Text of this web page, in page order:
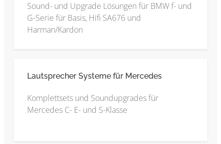
Sound- und Upgrade Lösungen für BMW f- und
G-Serie für Basis, Hifi SA676 und
Harman/Kardon
Lautsprecher Systeme für Mercedes
Komplettsets und Soundupgrades für
Mercedes C- E- und S-Klasse